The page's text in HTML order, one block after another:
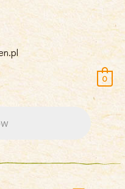
0